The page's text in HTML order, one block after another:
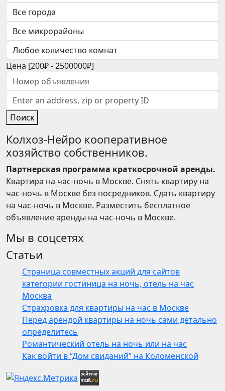
Цена [200₽-2500000₽]
Поиск
Колхоз-Нейро кооперативное
хозяйство собственников.
Партнерская программа краткосрочной аренды.
Квартира на час-ночь в Москве. Снять квартиру на
час-ночь в Москве без посредников. Сдать квартиру
на час-ночь в Москве. Разместить бесплатное
объявление аренды на час-ночь в Москве.
Мы в соцсетях
Статьи
Страница совместных акций для сайтов
категории гостиница на ночь, отель на час
Москва
Страхровка для квартиры на час в Москве
Перед арендой квартиры на ночь сами детально
определитесь
Романтический отель на ночь или на час
Как войти в “Дом свиданий” на Коломенской